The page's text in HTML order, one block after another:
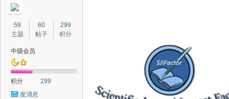
59
主题
60
帖子
299
积分
中级会员
积分
299
发消息